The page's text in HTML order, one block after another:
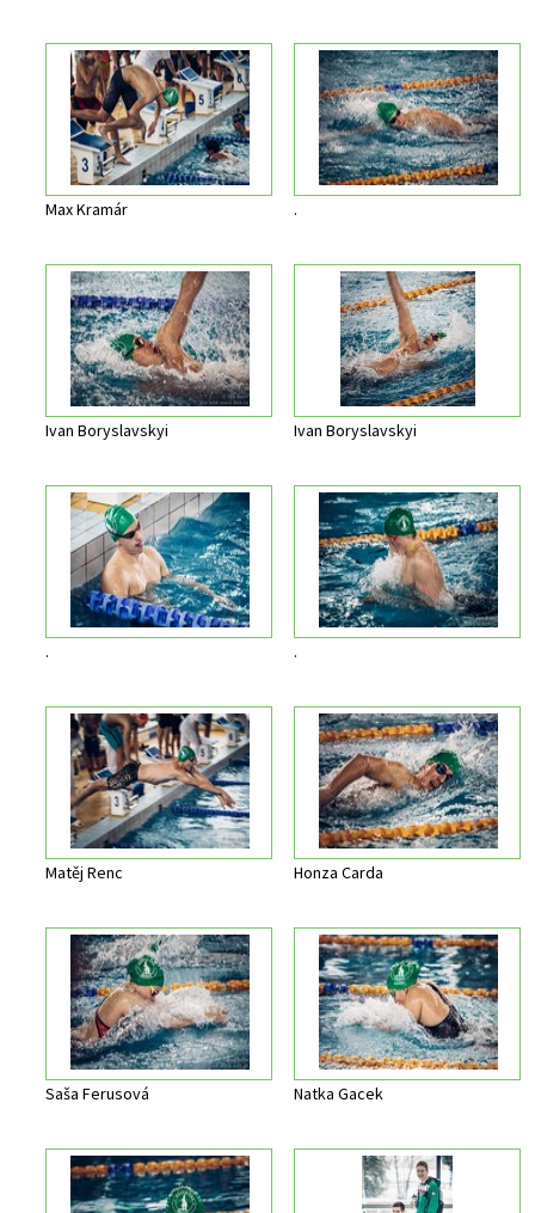
Max Kramár .
Ivan Boryslavskyi Ivan Boryslavskyi
. .
Matěj Renc Honza Carda
Saša Ferusová Natka Gacek